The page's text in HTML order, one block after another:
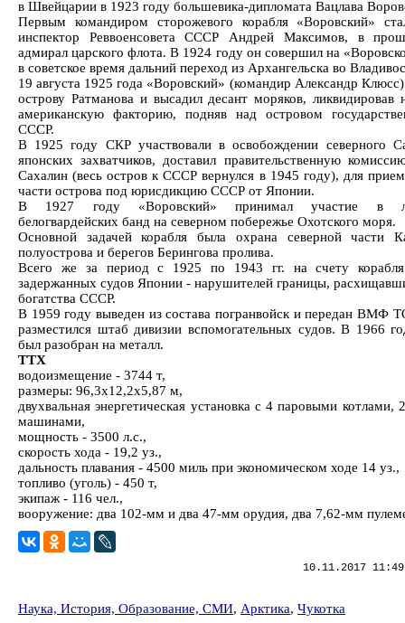
в Швейцарии в 1923 году большевика-дипломата Вацлава
Первым командиром сторожевого корабля «Воровский»
инспектор Реввоенсовета СССР Андрей Максимов, в
адмирал царского флота. В 1924 году он совершил на
в советское время дальний переход из Архангельска во
19 августа 1925 года «Воровский» (командир Александр
острову Ратманова и высадил десант моряков, ликвидировав
американскую факторию, подняв над островом
СССР.
В 1925 году СКР участвовали в освобождении северного
японских захватчиков, доставил правительственную
Сахалин (весь остров к СССР вернулся в 1945 году), для
части острова под юрисдикцию СССР от Японии.
В 1927 году «Воровский» принимал участие в
белогвардейских банд на северном побережье Охотского моря.
Основной задачей корабля была охрана северной части
полуострова и берегов Берингова пролива.
Всего же за период с 1925 по 1943 гг. на счету
задержанных судов Японии - нарушителей границы,
богатства СССР.
В 1959 году выведен из состава погранвойск и передан ВМФ
разместился штаб дивизии вспомогательных судов. В 1966
был разобран на металл.
ТТХ
водоизмещение - 3744 т,
размеры: 96,3x12,2x5,87 м,
двухвальная энергетическая установка с 4 паровыми котлами,
машинами,
мощность - 3500 л.с.,
скорость хода - 19,2 уз.,
дальность плавания - 4500 миль при экономическом ходе 14 уз.,
топливо (уголь) - 450 т,
экипаж - 116 чел.,
вооружение: два 102-мм и два 47-мм орудия, два 7,62-мм
10.11.2017
Наука, История, Образование, СМИ, Арктика, Чукотка